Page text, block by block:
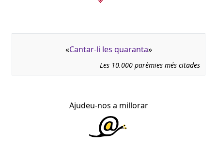
«Cantar-li les quaranta»
Les 10.000 parèmies més citades
Ajudeu-nos a millorar